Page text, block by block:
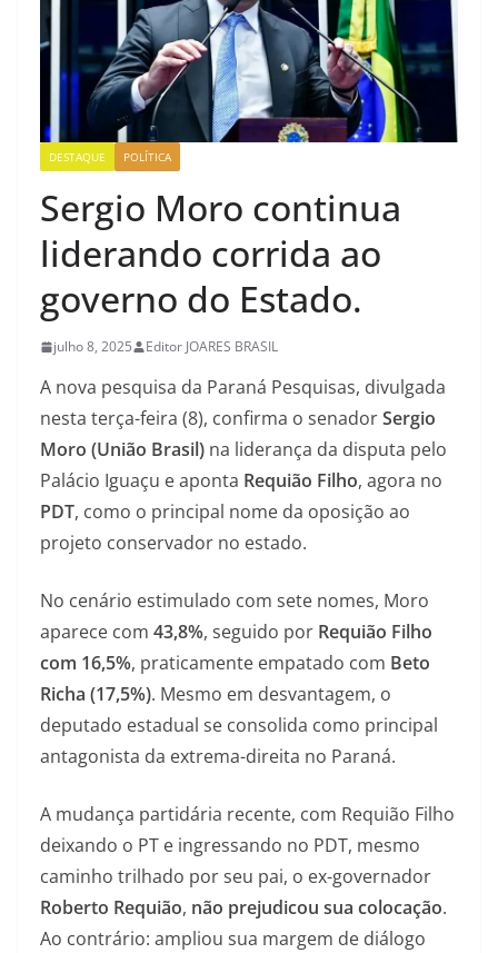
DESTAQUE POLÍTICA
Sergio Moro continua
liderando corrida ao
governo do Estado.
julho 8, 2025 Editor JOARES BRASIL
A nova pesquisa da Paraná Pesquisas, divulgada
nesta terça-feira (8), confirma o senadorSergio
Moro (União Brasil) na liderança da disputa pelo
Palácio Iguaçu e aponta Requião Filho, agora no
PDT, como o principal nome da oposição ao
projeto conservador no estado.
No cenário estimulado com sete nomes, Moro
aparece com 43,8%, seguido por Requião Filho
com 16,5%, praticamente empatado com Beto
Richa (17,5%). Mesmo em desvantagem, o
deputado estadual se consolida como principal
antagonista da extrema-direita no Paraná.
A mudança partidária recente, com Requião Filho
deixando o PT e ingressando no PDT, mesmo
caminho trilhado por seu pai, o ex-governador
Roberto Requião, não prejudicou sua colocação.
Ao contrário: ampliou sua margem de diálogo